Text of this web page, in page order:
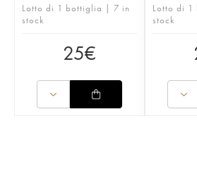
Lotto di 1 bottiglia | 7 in
stock
25€
Lotto di
stock